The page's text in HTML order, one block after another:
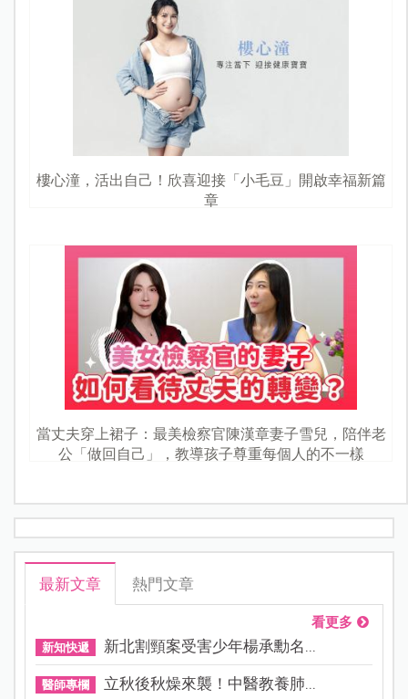
樓心潼，活出自己！欣喜迎接「小毛豆」開啟幸福新篇
章
當丈夫穿上裙子：最美檢察官陳漢章妻子雪兒，陪伴老
公「做回自己」，教導孩子尊重每個人的不一樣
最新文章 熱門文章
看更多
新知快遞 新北割頸案受害少年楊承勳名...
醫師專欄 立秋後秋燥來襲！中醫教養肺...